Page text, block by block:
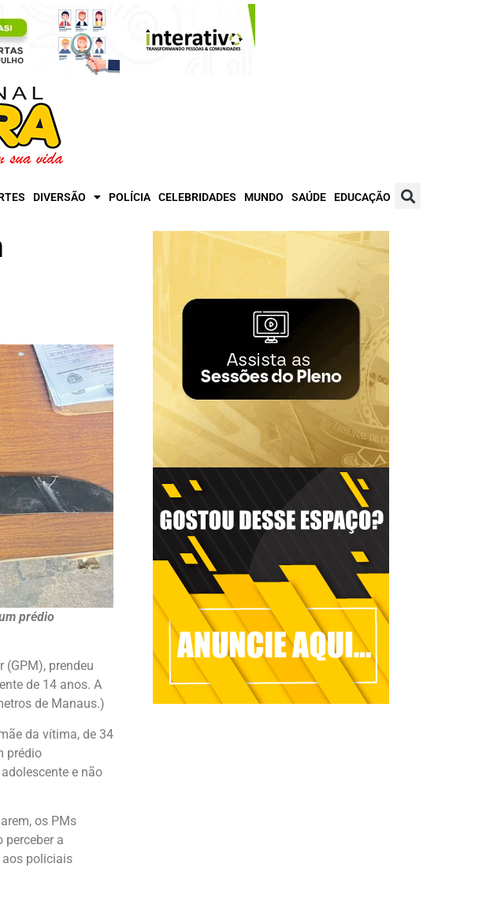
DIVERSÃO POLÍCIA CELEBRIDADES MUNDO SAÚDE EDUCAÇÃO
prédio
prendeu
de 14 anos. A
de Manaus.)
da vítima, de 34
prédio
e não
os PMs
a
aos policiais